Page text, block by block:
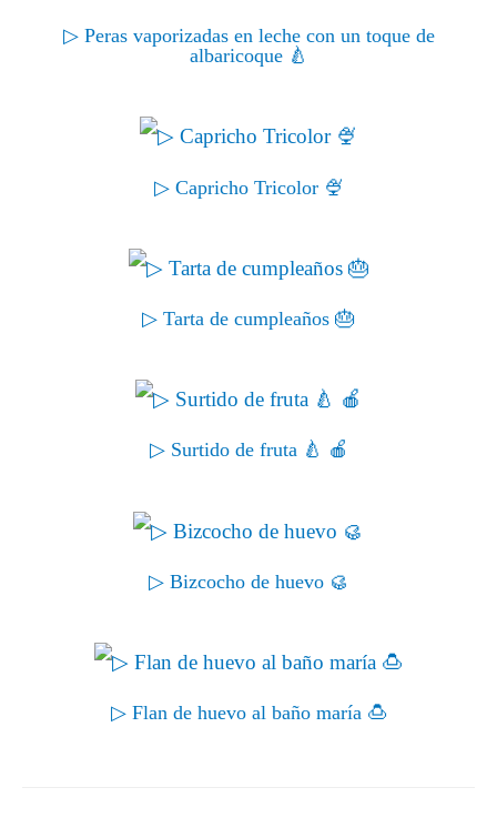
▷ Peras vaporizadas en leche con un toque de
albaricoque 🍐
▷ Capricho Tricolor 🍨
▷ Tarta de cumpleaños 🎂
▷ Surtido de fruta 🍐 🍎
▷ Bizcocho de huevo 🥮
▷ Flan de huevo al baño maría 🍮